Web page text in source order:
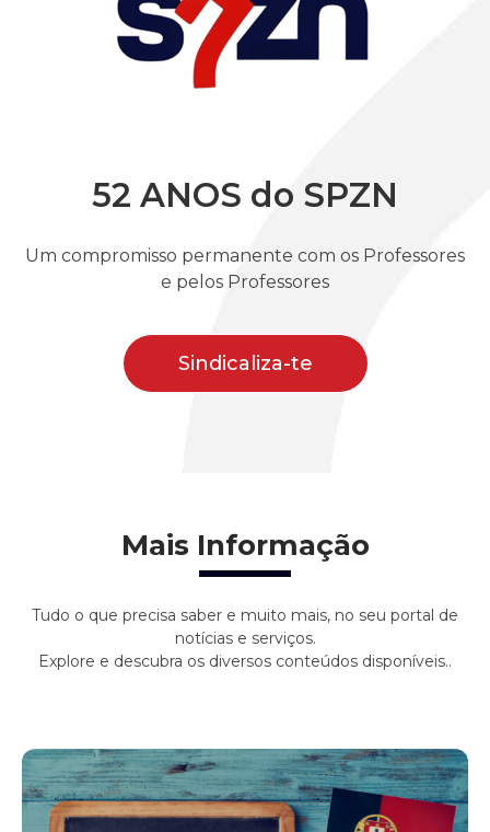
52 ANOS do SPZN
Um compromisso permanente com os Professores
e pelos Professores
Sindicaliza-te
Mais Informação
Tudo o que precisa saber e muito mais, no seu portal de
notícias e serviços.
Explore e descubra os diversos conteúdos disponíveis..